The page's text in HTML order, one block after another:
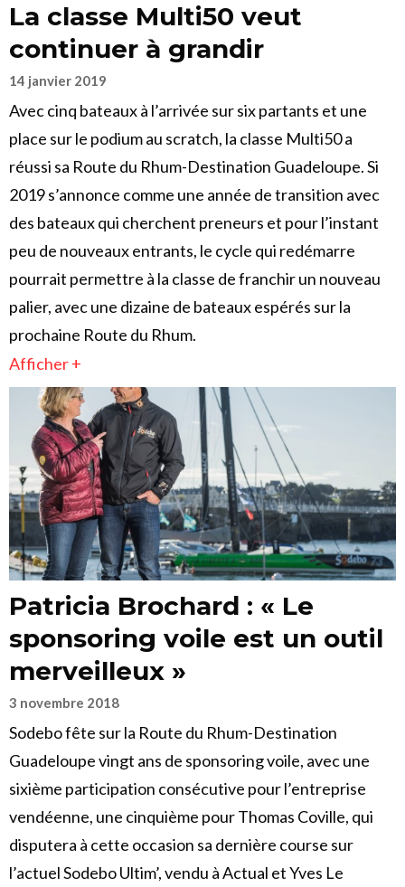
La classe Multi50 veut
continuer à grandir
14 janvier 2019
Avec cinq bateaux à l’arrivée sur six partants et une
place sur le podium au scratch, la classe Multi50 a
réussi sa Route du Rhum-Destination Guadeloupe. Si
2019 s’annonce comme une année de transition avec
des bateaux qui cherchent preneurs et pour l’instant
peu de nouveaux entrants, le cycle qui redémarre
pourrait permettre à la classe de franchir un nouveau
palier, avec une dizaine de bateaux espérés sur la
prochaine Route du Rhum.
Afficher +
Patricia Brochard : « Le
sponsoring voile est un outil
merveilleux »
3 novembre 2018
Sodebo fête sur la Route du Rhum-Destination
Guadeloupe vingt ans de sponsoring voile, avec une
sixième participation consécutive pour l’entreprise
vendéenne, une cinquième pour Thomas Coville, qui
disputera à cette occasion sa dernière course sur
l’actuel Sodebo Ultim’, vendu à Actual et Yves Le